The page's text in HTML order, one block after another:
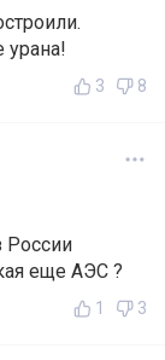
урана!
3 8
еще АЭС ?
1 3